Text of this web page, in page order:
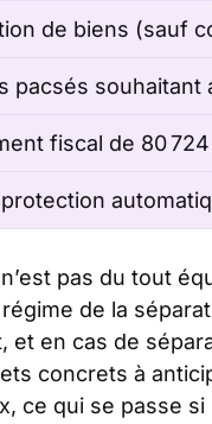
de biens (sauf
pacsés souhaitant
fiscal de 80
pas du tout
de la
en cas de
concrets à
ce qui se passe